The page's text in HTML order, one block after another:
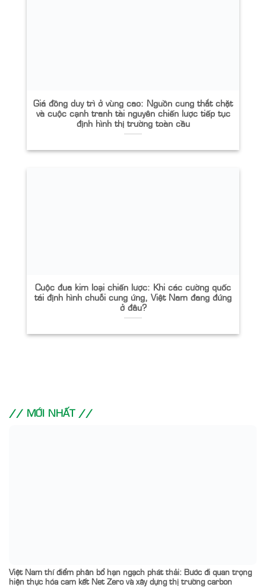
Giá đồng duy trì ở vùng cao: Nguồn cung thắt chặt
và cuộc cạnh tranh tài nguyên chiến lược tiếp tục
định hình thị trường toàn cầu
Cuộc đua kim loại chiến lược: Khi các cường quốc
tái định hình chuỗi cung ứng, Việt Nam đang đứng
ở đâu?
// MỚI NHẤT //
Việt Nam thí điểm phân bổ hạn ngạch phát thải: Bước đi quan trọng
hiện thực hóa cam kết Net Zero và xây dựng thị trường carbon